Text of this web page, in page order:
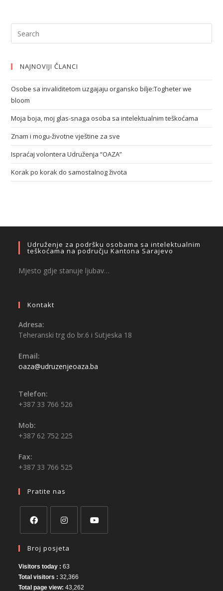
NAJNOVIJI ČLANCI
Osobe sa invaliditetom uzgajaju organsko bilje:Togheter we
bloom
Moja boja, moj glas-snaga osoba sa intelektualnim teškoćama
Znam i mogu-životne vještine za sve
Ispraćaj volontera Udruženja “OAZA”
Korak po korak do samostalnog života
Udruženje za podršku osobama sa intelektualnim
teškoćama na području Kantona Sarajevo
Mjesto gdje stanuje ljubav…
Kontakt
Adresa:
Teheranski trg do br.6 i Sutjeska 18
Email:
oaza@udruzenjeoaza.ba
Telefon:
+387 33 766 526
Mob:
+387 62 752 225
Fax:
+387 33 766 525
Pratite nas
Broj posjeta
Visitors today :63
Total visitors :32,366
Total page view:43,262